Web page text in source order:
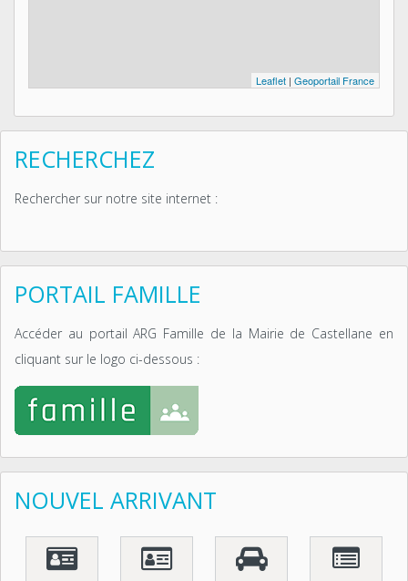
Leaflet | Geoportail France
RECHERCHEZ
Rechercher sur notre site internet :
PORTAIL FAMILLE
Accéder au portail ARG Famille de la Mairie de Castellane en
cliquant sur le logo ci-dessous :
NOUVEL ARRIVANT